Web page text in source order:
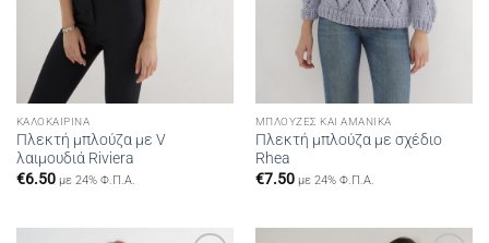
ΚΑΛΟΚΑΙΡΙΝΆ
Πλεκτή μπλούζα με V
λαιμουδιά Riviera
€6.50 με 24% Φ.Π.Α.
ΜΠΛΟΎΖΕΣ ΚΑΙ ΑΜΆΝΙΚΑ
Πλεκτή μπλούζα με σχέδιο
Rhea
€7.50 με 24% Φ.Π.Α.